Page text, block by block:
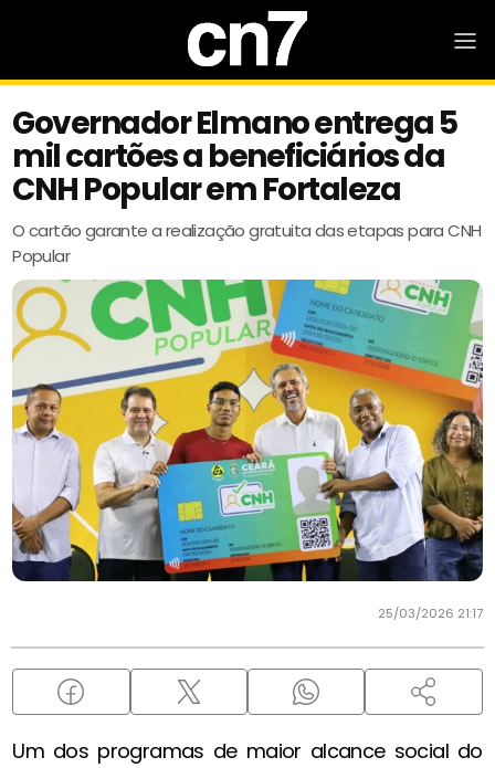
Governador Elmano entrega 5
mil cartões a beneficiários da
CNH Popular em Fortaleza
O cartão garante a realização gratuita das etapas para CNH
Popular
25/03/2026 21:17
Um dos programas de maior alcance social do